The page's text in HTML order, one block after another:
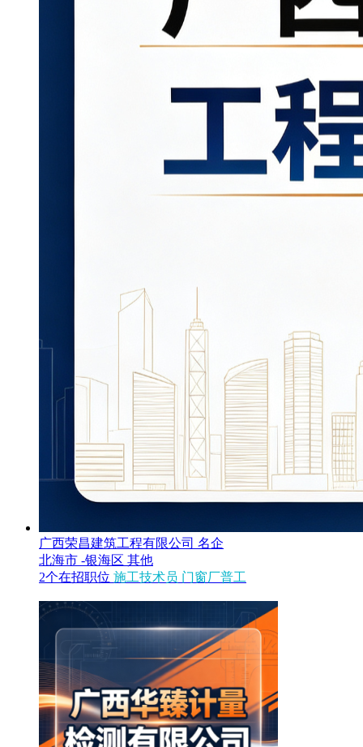
广西荣昌建筑工程有限公司 名企
北海市 -银海区 其他
2个在招职位 施工技术员 门窗厂普工